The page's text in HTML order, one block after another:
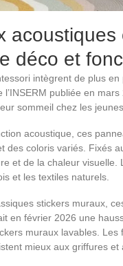
déco et
intègrent de plus en
l’INSERM publiée en
sommeil chez les
acoustique, ces
des coloris variés. Fixés
et de la chaleur
et les textiles naturels.
stickers muraux,
en février 2026 une
muraux lavables.
mieux aux griffures